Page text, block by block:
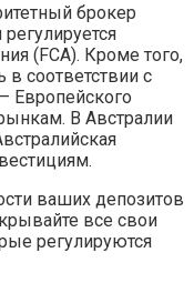
брокер
(FCA). Кроме того,
соответствии с
Европейского
В Австралии
ваших депозитов
все свои
регулируются